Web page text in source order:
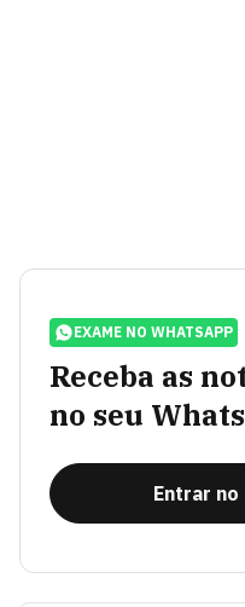
EXAME NO WHATSAPP
Receba as
no seu
Entrar no